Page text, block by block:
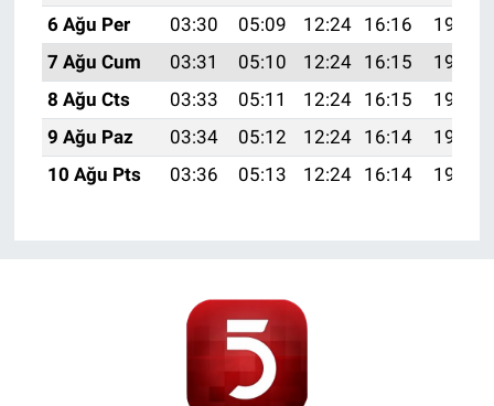
6 Ağu Per
03:30 05:09 12:24 16:16
19:29
7 Ağu Cum
03:31 05:10 12:24 16:15
19:28
8 Ağu Cts
03:33 05:11 12:24 16:15
19:27
9 Ağu Paz
03:34 05:12 12:24 16:14
19:26
10 Ağu Pts
03:36 05:13 12:24 16:14 19:25